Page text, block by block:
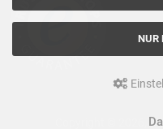
Copyright © 2026,
NUR